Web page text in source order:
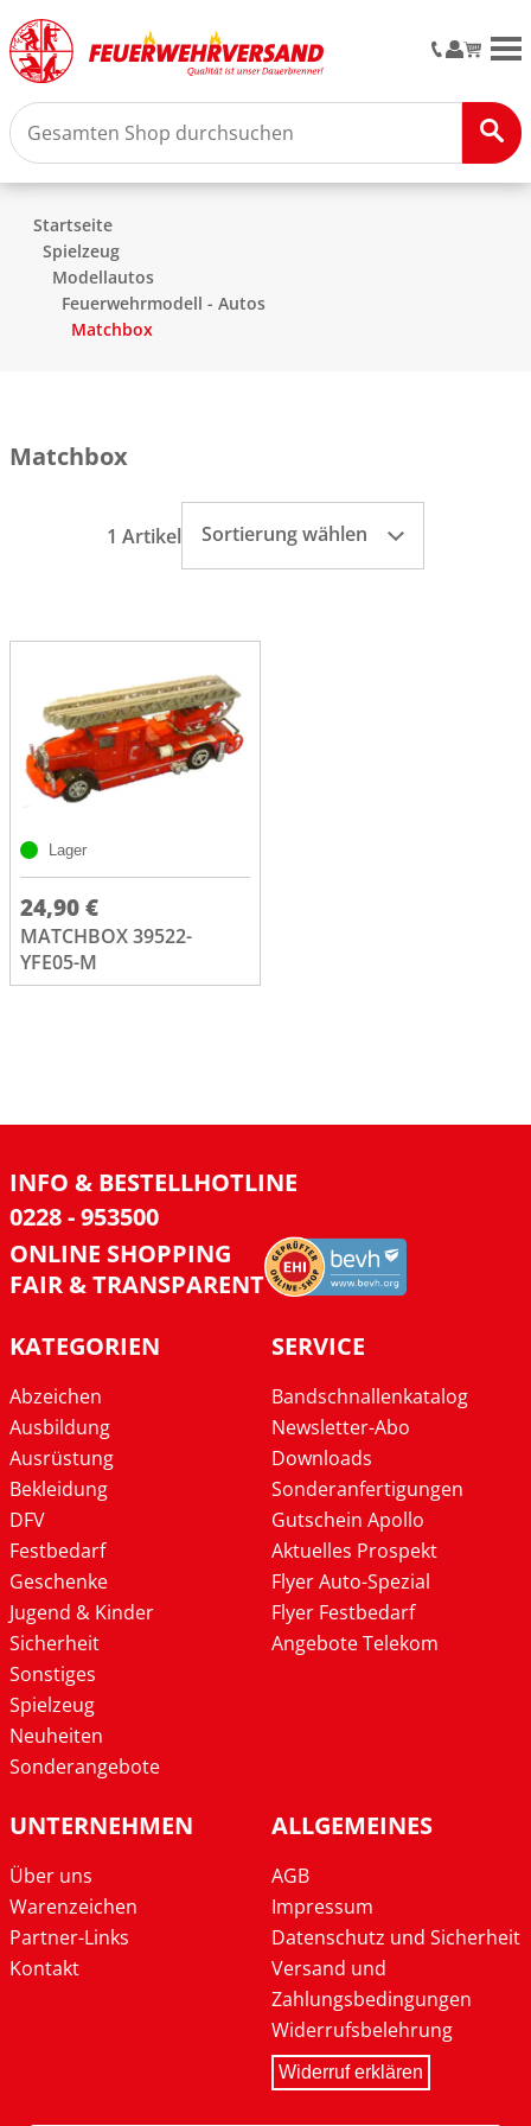
Startseite
Spielzeug
Modellautos
Feuerwehrmodell - Autos
Matchbox
Matchbox
1 Artikel Sortierung wählen
Lager
24,90 €
MATCHBOX 39522-
YFE05-M
INFO & BESTELLHOTLINE
0228 - 953500
ONLINE SHOPPING
FAIR & TRANSPARENT
KATEGORIEN
Abzeichen
Ausbildung
Ausrüstung
Bekleidung
DFV
Festbedarf
Geschenke
Jugend & Kinder
Sicherheit
Sonstiges
Spielzeug
Neuheiten
Sonderangebote
SERVICE
Bandschnallenkatalog
Newsletter-Abo
Downloads
Sonderanfertigungen
Gutschein Apollo
Aktuelles Prospekt
Flyer Auto-Spezial
Flyer Festbedarf
Angebote Telekom
UNTERNEHMEN
Über uns
Warenzeichen
Partner-Links
Kontakt
ALLGEMEINES
AGB
Impressum
Datenschutz und Sicherheit
Versand und
Zahlungsbedingungen
Widerrufsbelehrung
Widerruf erklären